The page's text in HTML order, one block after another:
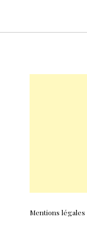
Mentions légales